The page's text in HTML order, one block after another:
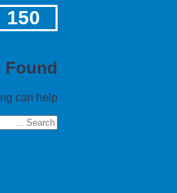
150
Found
can help.
Search
for: